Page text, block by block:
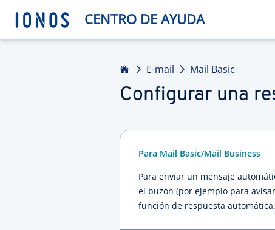
CENTRO DE AYUDA
E-mail Mail Basic
Configurar una
Para Mail Basic/Mail Business
Para enviar un mensaje
el buzón (por ejemplo para
función de respuesta